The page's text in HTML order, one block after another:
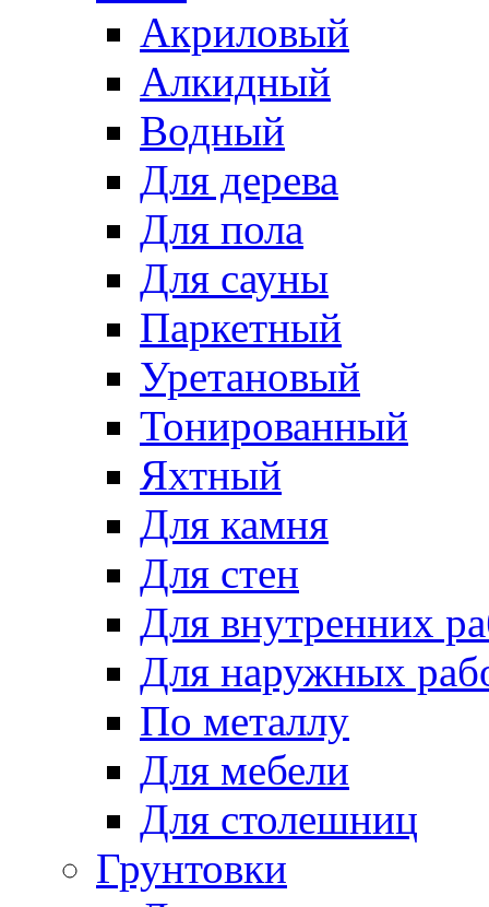
Акриловый
Алкидный
Водный
Для дерева
Для пола
Для сауны
Паркетный
Уретановый
Тонированный
Яхтный
Для камня
Для стен
Для внутренних
Для наружных
По металлу
Для мебели
Для столешниц
Грунтовки